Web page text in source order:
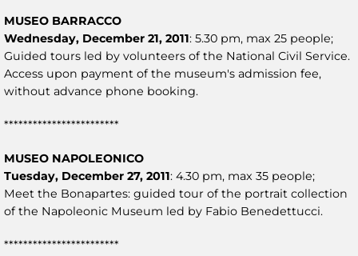
MUSEO BARRACCO
Wednesday, December 21, 2011: 5.30 pm, max 25 people;
Guided tours led by volunteers of the National Civil Service.
Access upon payment of the museum's admission fee,
without advance phone booking.
************************
MUSEO NAPOLEONICO
Tuesday, December 27, 2011: 4.30 pm, max 35 people;
Meet the Bonapartes: guided tour of the portrait collection
of the Napoleonic Museum led by Fabio Benedettucci.
************************